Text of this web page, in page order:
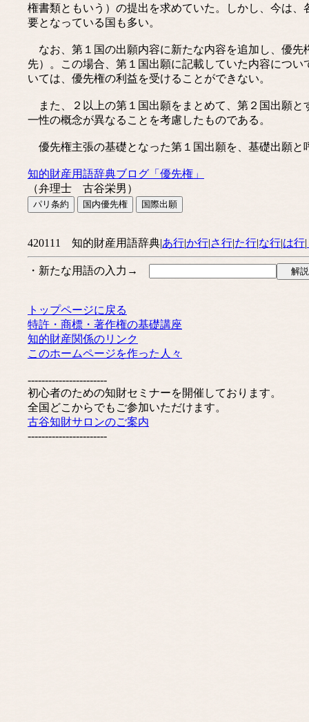
権書類ともいう）の提出を求めていた。しかし、今は
要となっている国も多い。
なお、第１国の出願内容に新たな内容を追加し、優先
先）。この場合、第１国出願に記載していた内容につ
いては、優先権の利益を受けることができない。
また、２以上の第１国出願をまとめて、第２国出願と
一性の概念が異なることを考慮したものである。
優先権主張の基礎となった第１国出願を、基礎出願と
知的財産用語辞典ブログ「優先権」
（弁理士 古谷栄男）
420111 知的財産用語辞典|あ行|か行|さ行|た行|な行|は行|
・新たな用語の入力→
トップページに戻る
特許・商標・著作権の基礎講座
知的財産関係のリンク
このホームページを作った人々
-----------------------
初心者のための知財セミナーを開催しております。
全国どこからでもご参加いただけます。
古谷知財サロンのご案内
-----------------------